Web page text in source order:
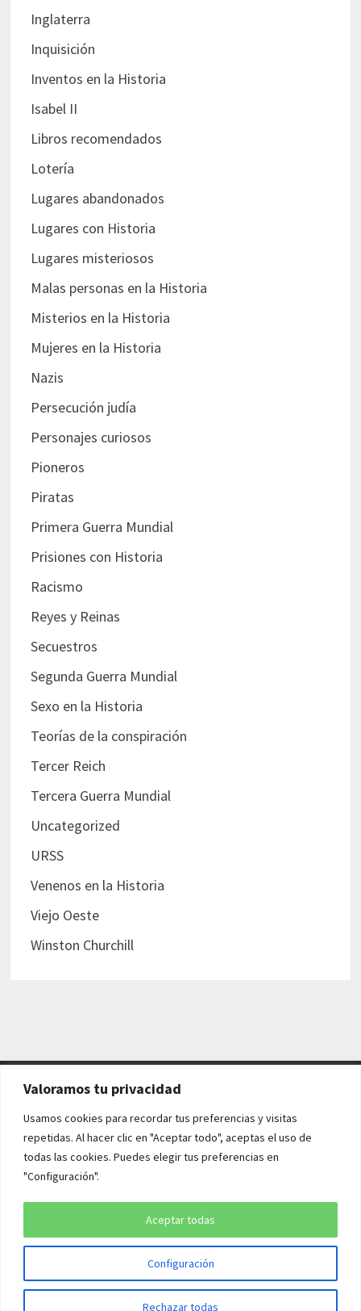
Valoramos tu privacidad
Usamos cookies para recordar tus preferencias y visitas
repetidas. Al hacer clic en "Aceptar todo", aceptas el uso de
todas las cookies. Puedes elegir tus preferencias en
"Configuración".
Configuración
Rechazar todas
Aceptar todas
Inglaterra
Inquisición
Inventos en la Historia
Isabel II
Libros recomendados
Lotería
Lugares abandonados
Lugares con Historia
Lugares misteriosos
Malas personas en la Historia
Misterios en la Historia
Mujeres en la Historia
Nazis
Persecución judía
Personajes curiosos
Pioneros
Piratas
Primera Guerra Mundial
Prisiones con Historia
Racismo
Reyes y Reinas
Secuestros
Segunda Guerra Mundial
Sexo en la Historia
Teorías de la conspiración
Tercer Reich
Tercera Guerra Mundial
Uncategorized
URSS
Venenos en la Historia
Viejo Oeste
Winston Churchill
AVISO LEGAL Y POLÍTICAS
Aviso legal
Política de cookies
Copyright © 2026¡QUÉ HISTORIA!. Funciona conWordPressy